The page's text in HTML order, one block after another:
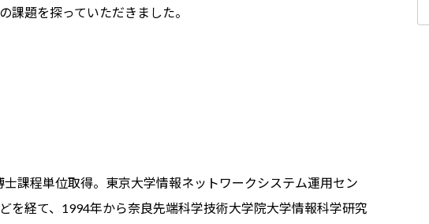
課題を探っていただきました。
課程単位取得。東京大学情報ネットワークシステム運用セン
を経て、1994年から奈良先端科学技術大学院大学情報科学研究